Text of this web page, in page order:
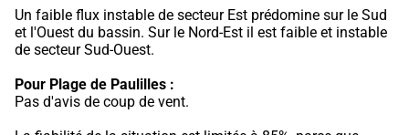
Un faible flux instable de secteur Est prédomine sur le Sud
et l'Ouest du bassin. Sur le Nord-Est il est faible et instable
de secteur Sud-Ouest.
Pour Plage de Paulilles :
Pas d'avis de coup de vent.